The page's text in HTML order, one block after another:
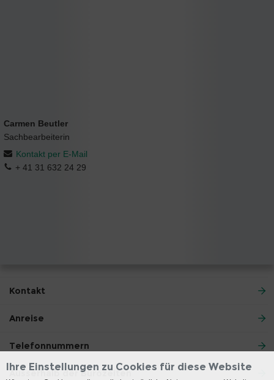
Carmen Beutler
Sachbearbeiterin
Kontakt per E-Mail
+ 41 31 632 24 29
Kontakt
Anreise
Telefonnummern
Ausserhalb der Bürozeiten
Ihre Einstellungen zu Cookies für diese Website